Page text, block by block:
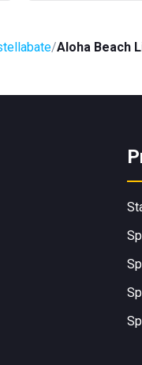
Aloha Beach